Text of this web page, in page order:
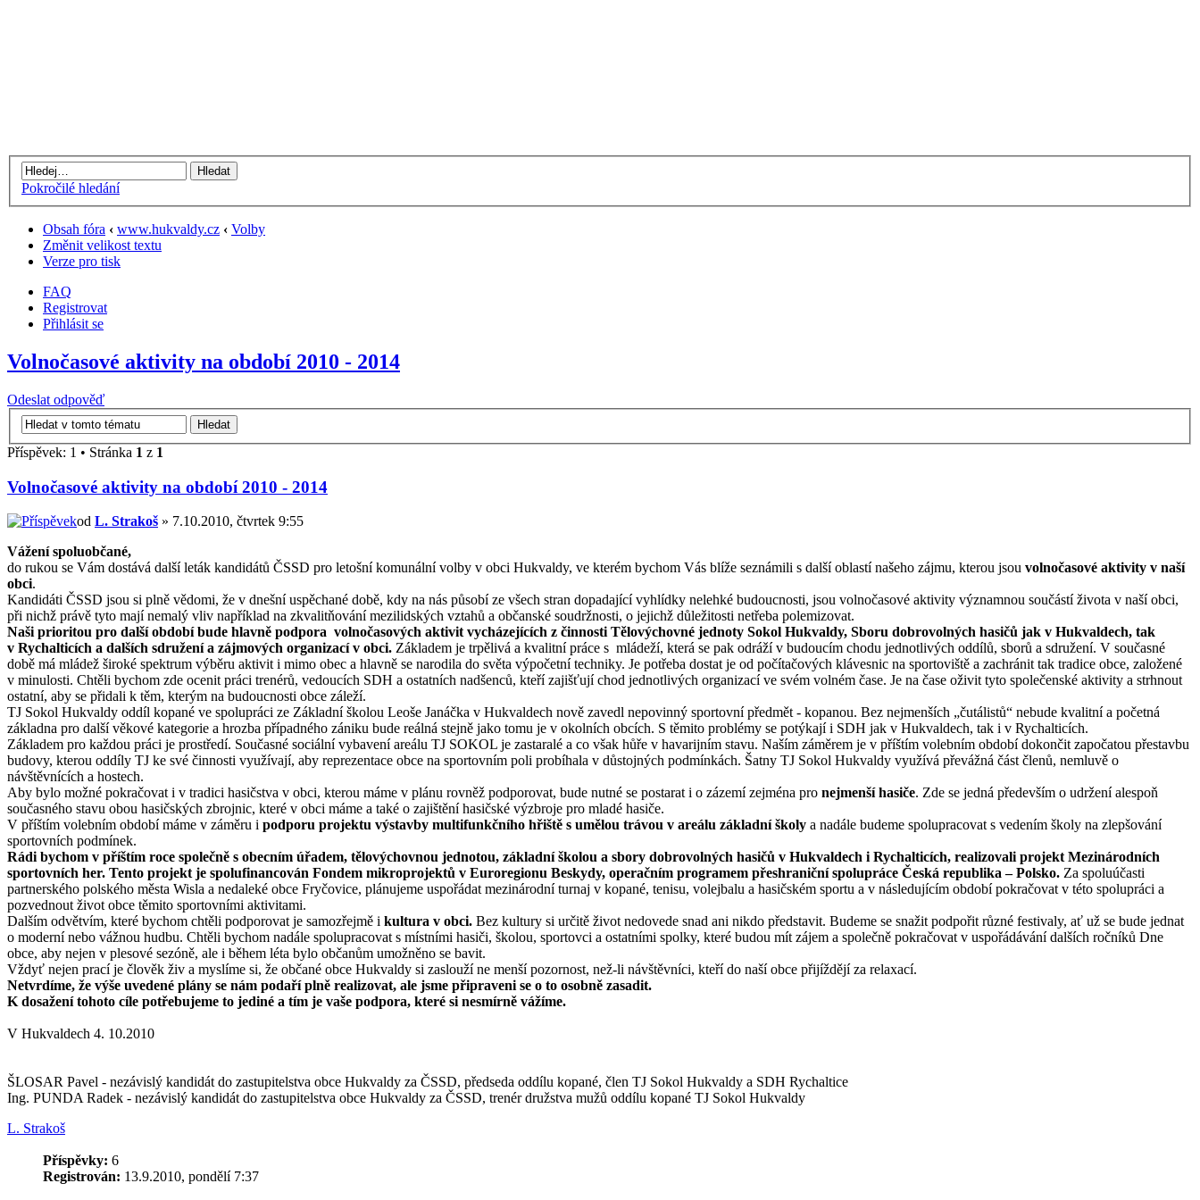
Pokročilé hledání
Obsah fóra ‹ www.hukvaldy.cz ‹ Volby
Změnit velikost textu
Verze pro tisk
FAQ
Registrovat
Přihlásit se
Volnočasové aktivity na období 2010 - 2014
Odeslat odpověď
Příspěvek: 1 • Stránka 1 z 1
Volnočasové aktivity na období 2010 - 2014
od L. Strakoš » 7.10.2010, čtvrtek 9:55
Vážení spoluobčané,
do rukou se Vám dostává další leták kandidátů ČSSD pro letošní komunální volby v obci Hukvaldy, ve kterém bychom Vás blíže seznámili s další oblastí našeho zájmu, kterou jsou volnočasové aktivity v naší
obci.
Kandidáti ČSSD jsou si plně vědomi, že v dnešní uspěchané době, kdy na nás působí ze všech stran dopadající vyhlídky nelehké budoucnosti, jsou volnočasové aktivity významnou součástí života v naší obci,
při nichž právě tyto mají nemalý vliv například na zkvalitňování mezilidských vztahů a občanské soudržnosti, o jejichž důležitosti netřeba polemizovat.
Naši prioritou pro další období bude hlavně podpora volnočasových aktivit vycházejících z činnosti Tělovýchovné jednoty Sokol Hukvaldy, Sboru dobrovolných hasičů jak v Hukvaldech, tak
v Rychalticích a dalších sdružení a zájmových organizací v obci. Základem je trpělivá a kvalitní práce s mládeží, která se pak odráží v budoucím chodu jednotlivých oddílů, sborů a sdružení. V současné
době má mládež široké spektrum výběru aktivit i mimo obec a hlavně se narodila do světa výpočetní techniky. Je potřeba dostat je od počítačových klávesnic na sportoviště a zachránit tak tradice obce, založené
v minulosti. Chtěli bychom zde ocenit práci trenérů, vedoucích SDH a ostatních nadšenců, kteří zajišťují chod jednotlivých organizací ve svém volném čase. Je na čase oživit tyto společenské aktivity a strhnout
ostatní, aby se přidali k těm, kterým na budoucnosti obce záleží.
TJ Sokol Hukvaldy oddíl kopané ve spolupráci ze Základní školou Leoše Janáčka v Hukvaldech nově zavedl nepovinný sportovní předmět - kopanou. Bez nejmenších „čutálistů“ nebude kvalitní a početná
základna pro další věkové kategorie a hrozba případného zániku bude reálná stejně jako tomu je v okolních obcích. S těmito problémy se potýkají i SDH jak v Hukvaldech, tak i v Rychalticích.
Základem pro každou práci je prostředí. Současné sociální vybavení areálu TJ SOKOL je zastaralé a co však hůře v havarijním stavu. Naším záměrem je v příštím volebním období dokončit započatou přestavbu
budovy, kterou oddíly TJ ke své činnosti využívají, aby reprezentace obce na sportovním poli probíhala v důstojných podmínkách. Šatny TJ Sokol Hukvaldy využívá převážná část členů, nemluvě o
návštěvnících a hostech.
Aby bylo možné pokračovat i v tradici hasičstva v obci, kterou máme v plánu rovněž podporovat, bude nutné se postarat i o zázemí zejména pro nejmenší hasiče. Zde se jedná především o udržení alespoň
současného stavu obou hasičských zbrojnic, které v obci máme a také o zajištění hasičské výzbroje pro mladé hasiče.
V příštím volebním období máme v záměru i podporu projektu výstavby multifunkčního hřiště s umělou trávou v areálu základní školy a nadále budeme spolupracovat s vedením školy na zlepšování
sportovních podmínek.
Rádi bychom v příštím roce společně s obecním úřadem, tělovýchovnou jednotou, základní školou a sbory dobrovolných hasičů v Hukvaldech i Rychalticích, realizovali projekt Mezinárodních
sportovních her. Tento projekt je spolufinancován Fondem mikroprojektů v Euroregionu Beskydy, operačním programem přeshraniční spolupráce Česká republika – Polsko. Za spoluúčasti
partnerského polského města Wisla a nedaleké obce Fryčovice, plánujeme uspořádat mezinárodní turnaj v kopané, tenisu, volejbalu a hasičském sportu a v následujícím období pokračovat v této spolupráci a
pozvednout život obce těmito sportovními aktivitami.
Dalším odvětvím, které bychom chtěli podporovat je samozřejmě i kultura v obci. Bez kultury si určitě život nedovede snad ani nikdo představit. Budeme se snažit podpořit různé festivaly, ať už se bude jednat
o moderní nebo vážnou hudbu. Chtěli bychom nadále spolupracovat s místními hasiči, školou, sportovci a ostatními spolky, které budou mít zájem a společně pokračovat v uspořádávání dalších ročníků Dne
obce, aby nejen v plesové sezóně, ale i během léta bylo občanům umožněno se bavit.
Vždyť nejen prací je člověk živ a myslíme si, že občané obce Hukvaldy si zaslouží ne menší pozornost, než-li návštěvníci, kteří do naší obce přijíždějí za relaxací.
Netvrdíme, že výše uvedené plány se nám podaří plně realizovat, ale jsme připraveni se o to osobně zasadit.
K dosažení tohoto cíle potřebujeme to jediné a tím je vaše podpora, které si nesmírně vážíme.
V Hukvaldech 4. 10.2010
ŠLOSAR Pavel - nezávislý kandidát do zastupitelstva obce Hukvaldy za ČSSD, předseda oddílu kopané, člen TJ Sokol Hukvaldy a SDH Rychaltice
Ing. PUNDA Radek - nezávislý kandidát do zastupitelstva obce Hukvaldy za ČSSD, trenér družstva mužů oddílu kopané TJ Sokol Hukvaldy
L. Strakoš
Příspěvky: 6
Registrován: 13.9.2010, pondělí 7:37